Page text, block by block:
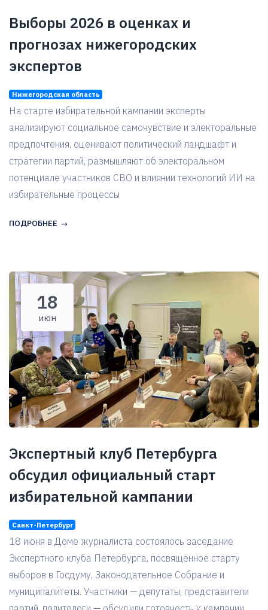
Выборы 2026 в оценках и
прогнозах нижегородских
экспертов
Нижегородская область
На старте избирательной кампании эксперты
анализируют социальное самочувствие и электоральные
предпочтения, оценивают политический ландшафт и
стратегии партий, размышляют об электоральном
потенциале участников СВО и влиянии технологий ИИ на
избирательные процессы
ПОДРОБНЕЕ
18
июн
Экспертный клуб Петербурга
обсудил официальный старт
избирательной кампании
Санкт-Петербург
18 июня в Доме журналиста состоялось заседание
Экспертного клуба Петербурга, посвящённое старту
выборов в Госдуму, Законодательное Собрание и
муниципалитеты. Участники — депутаты, представители